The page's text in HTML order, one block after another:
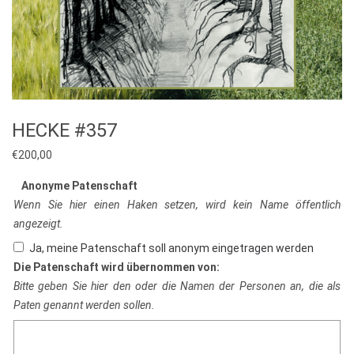
HECKE #357
€200,00
Anonyme Patenschaft
Wenn Sie hier einen Haken setzen, wird kein Name öffentlich
angezeigt.
Ja, meine Patenschaft soll anonym eingetragen werden
Die Patenschaft wird übernommen von:
Bitte geben Sie hier den oder die Namen der Personen an, die als
Paten genannt werden sollen.